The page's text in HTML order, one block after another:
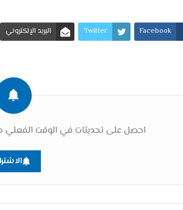
Facebook
Twitter البريد الإلكتروني
احصل على تحديثات في الوقت الفعلي